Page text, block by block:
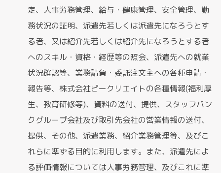
定、人事労務管理、給与・健康管理、安全管理、勤
務状況の証明、派遣先若しくは派遣先になろうとす
る者、又は紹介先若しくは紹介先になろうとする者
へのスキル・資格・経歴等の照会、派遣先への就業
状況確認等、業務請負・委託注文主への各種申請・
報告等、株式会社ピークリエイトの各種情報(福利厚
生、教育研修等)、資料の送付、提供、スタッフバン
クグループ会社及び取引先会社の営業情報の送付、
提供、その他、派遣業務、紹介業務管理等、及びこ
れらに準ずる目的に利用します。また、派遣先によ
る評価情報については人事労務管理、及びこれに準